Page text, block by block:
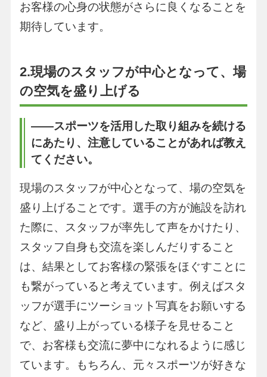
お客様の心身の状態がさらに良くなることを
期待しています。
2.現場のスタッフが中心となって、場
の空気を盛り上げる
――スポーツを活用した取り組みを続ける
にあたり、注意していることがあれば教え
てください。
現場のスタッフが中心となって、場の空気を
盛り上げることです。選手の方が施設を訪れ
た際に、スタッフが率先して声をかけたり、
スタッフ自身も交流を楽しんだりすること
は、結果としてお客様の緊張をほぐすことに
も繋がっていると考えています。例えばスタ
ッフが選手にツーショット写真をお願いする
など、盛り上がっている様子を見せること
で、お客様も交流に夢中になれるように感じ
ています。もちろん、元々スポーツが好きな